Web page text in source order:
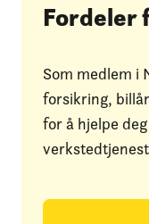
Fordeler
Som medlem i
forsikring,
for å hjelpe